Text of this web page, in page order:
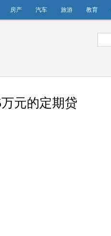
房产 汽车 旅游 教育
元的定期贷